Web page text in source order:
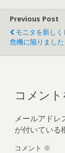
Previous Post
モニタを新し
危機に陥りました
コメン
メールアドレ
が付いている
コメント ※